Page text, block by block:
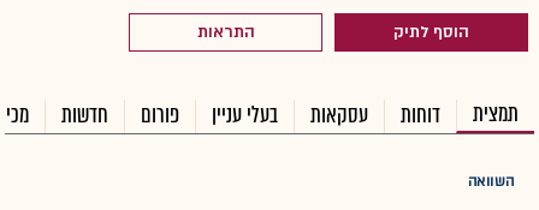
הוסף לתיק התראות
תמצית דוחות עסקאות בעלי עניין פורום חדשות
השוואה